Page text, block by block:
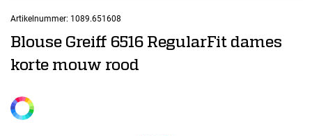
Artikelnummer: 1089.651608
Blouse Greiff 6516 RegularFit dames
korte mouw rood